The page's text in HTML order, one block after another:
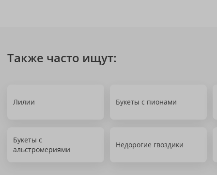
Также часто ищут:
Лилии Букеты с пионами
Букеты с
альстромериями
Недорогие гвоздики